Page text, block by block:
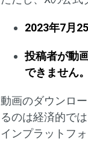
2023年7月
投稿者が動
できません。
動画のダウンロ
るのは経済的で
インプラットフ